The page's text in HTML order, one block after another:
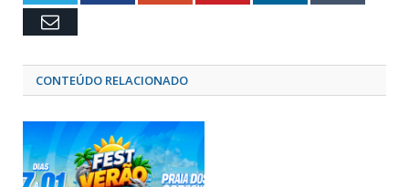
Email
CONTEÚDO RELACIONADO